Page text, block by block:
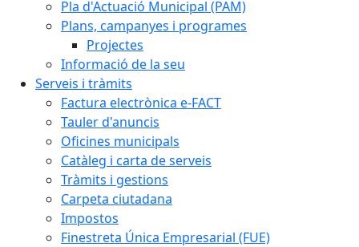
Pla d'Actuació Municipal (PAM)
Plans, campanyes i programes
Projectes
Informació de la seu
Serveis i tràmits
Factura electrònica e-FACT
Tauler d'anuncis
Oficines municipals
Catàleg i carta de serveis
Tràmits i gestions
Carpeta ciutadana
Impostos
Finestreta Única Empresarial (FUE)